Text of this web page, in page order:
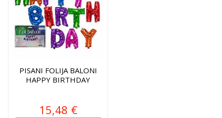
PISANI FOLIJA BALONI
HAPPY BIRTHDAY
15,48 €